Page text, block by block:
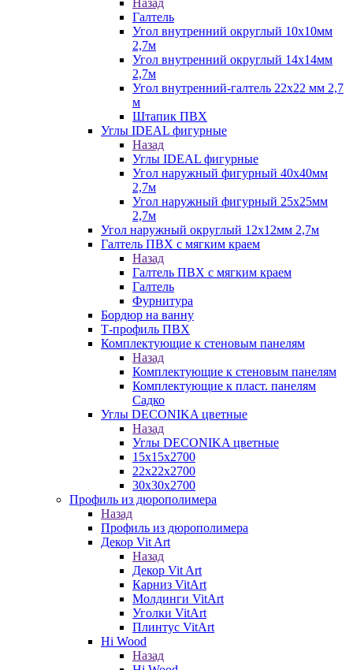
Назад
Галтель
Угол внутренний округлый 10х10мм
2,7м
Угол внутренний округлый 14х14мм
2,7м
Угол внутренний-галтель 22х22 мм 2,7
м
Штапик ПВХ
Углы IDEAL фигурные
Назад
Углы IDEAL фигурные
Угол наружный фигурный 40х40мм
2,7м
Угол наружный фигурный 25х25мм
2,7м
Угол наружный округлый 12х12мм 2,7м
Галтель ПВХ с мягким краем
Назад
Галтель ПВХ с мягким краем
Галтель
Фурнитура
Бордюр на ванну
Т-профиль ПВХ
Комплектующие к стеновым панелям
Назад
Комплектующие к стеновым панелям
Комплектующие к пласт. панелям
Садко
Углы DECONIKA цветные
Назад
Углы DECONIKA цветные
15х15х2700
22х22х2700
30х30х2700
Профиль из дюрополимера
Назад
Профиль из дюрополимера
Декор Vit Art
Назад
Декор Vit Art
Карниз VitArt
Молдинги VitArt
Уголки VitArt
Плинтус VitArt
Hi Wood
Назад